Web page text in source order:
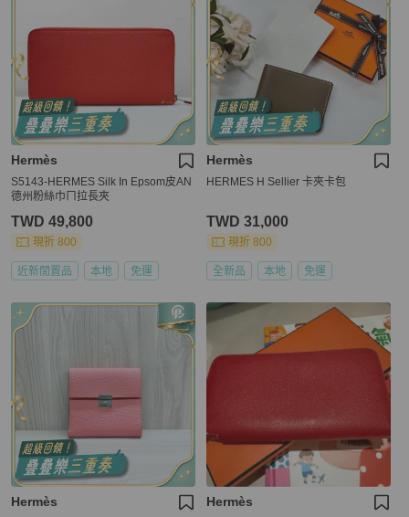
Hermès
S5143-HERMES Silk In Epsom皮AN
德州粉絲巾ㄇ拉長夾
TWD 49,800
現折 800
近新閒置品 本地 免運
Hermès
HERMES H Sellier 卡夾卡包
TWD 31,000
現折 800
全新品 本地 免運
Hermès Hermès